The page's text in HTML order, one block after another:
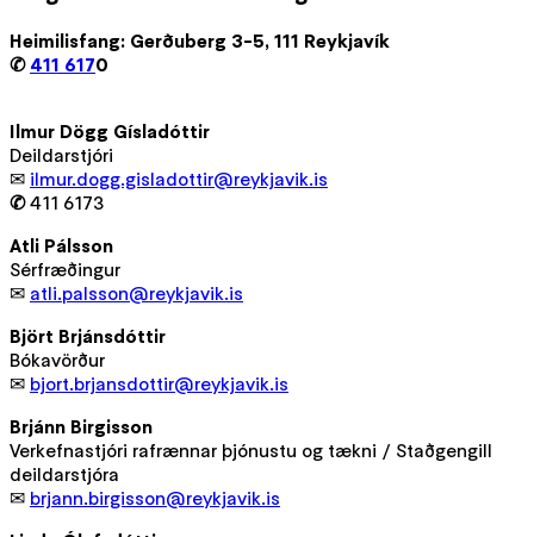
Heimilisfang: Gerðuberg 3-5, 111 Reykjavík
✆ 411 6170
Ilmur Dögg Gísladóttir
Deildarstjóri
✉ ilmur.dogg.gisladottir@reykjavik.is
✆411 6173
Atli Pálsson
Sérfræðingur
✉ atli.palsson@reykjavik.is
Björt Brjánsdóttir
Bókavörður
✉ bjort.brjansdottir@reykjavik.is
Brjánn Birgisson
Verkefnastjóri rafrænnar þjónustu og tækni / Staðgengill
deildarstjóra
✉ brjann.birgisson@reykjavik.is